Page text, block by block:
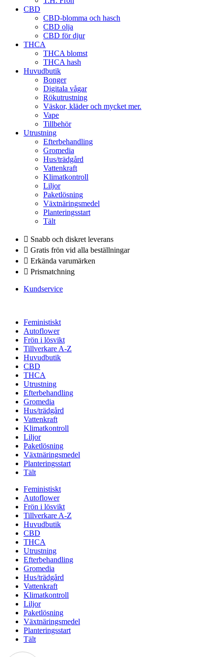
CBD
CBD-blomma och hasch
CBD olja
CBD för djur
THCA
THCA blomst
THCA hash
Huvudbutik
Bonger
Digitala vågar
Rökutrustning
Väskor, kläder och mycket mer.
Vape
Tillbehör
Utrustning
Efterbehandling
Gromedia
Hus/trädgård
Vattenkraft
Klimatkontroll
Liljor
Paketlösning
Växtnäringsmedel
Planteringsstart
Tält
Snabb och diskret leverans
Gratis frön vid alla beställningar
Erkända varumärken
Prismatchning
Kundservice
Feministiskt
Autoflower
Frön i lösvikt
Tillverkare A-Z
Huvudbutik
CBD
THCA
Utrustning
Efterbehandling
Gromedia
Hus/trädgård
Vattenkraft
Klimatkontroll
Liljor
Paketlösning
Växtnäringsmedel
Planteringsstart
Tält
Feministiskt
Autoflower
Frön i lösvikt
Tillverkare A-Z
Huvudbutik
CBD
THCA
Utrustning
Efterbehandling
Gromedia
Hus/trädgård
Vattenkraft
Klimatkontroll
Liljor
Paketlösning
Växtnäringsmedel
Planteringsstart
Tält